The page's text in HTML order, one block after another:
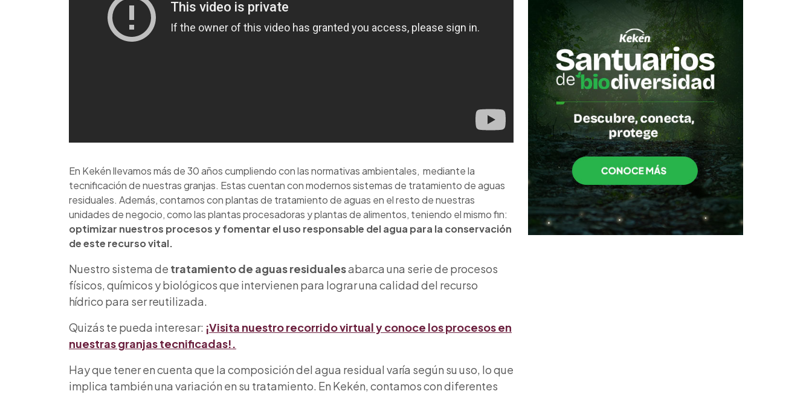
En Kekén llevamos más de 30 años cumpliendo con las normativas ambientales, mediante la
tecnificación de nuestras granjas. Estas cuentan con modernos sistemas de tratamiento de aguas
residuales. Además, contamos con plantas de tratamiento de aguas en el resto de nuestras
unidades de negocio, como las plantas procesadoras y plantas de alimentos, teniendo el mismo fin:
optimizar nuestros procesos y fomentar el uso responsable del agua para la conservación
de este recurso vital.
Nuestro sistema de tratamiento de aguas residualesabarca una serie de procesos
físicos, químicos y biológicos que intervienen para lograr una calidad del recurso
hídrico para ser reutilizada.
Quizás te pueda interesar: ¡Visita nuestro recorrido virtual y conoce los procesos en
nuestras granjas tecnificadas!.
Hay que tener en cuenta que la composición del agua residual varía según su uso, lo que
implica también una variación en su tratamiento. En Kekén, contamos con diferentes